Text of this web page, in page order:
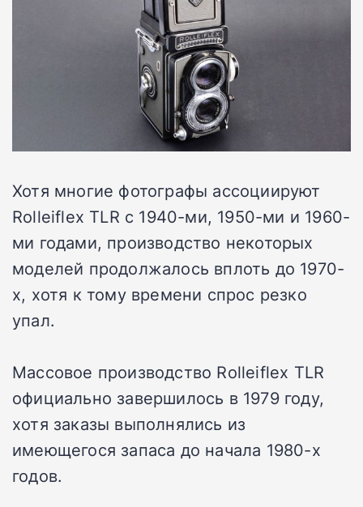
Хотя многие фотографы ассоциируют
Rolleiflex TLR с 1940-ми, 1950-ми и 1960-
ми годами, производство некоторых
моделей продолжалось вплоть до 1970-
х, хотя к тому времени спрос резко
упал.
Массовое производство Rolleiflex TLR
официально завершилось в 1979 году,
хотя заказы выполнялись из
имеющегося запаса до начала 1980-х
годов.